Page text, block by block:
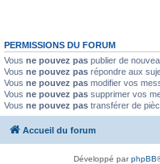
PERMISSIONS DU FORUM
Vous ne pouvez pas publier de
Vous ne pouvez pas répondre aux
Vous ne pouvez pas modifier vos
Vous ne pouvez pas supprimer vos
Vous ne pouvez pas transférer de
Accueil du forum
Développé parphpBB